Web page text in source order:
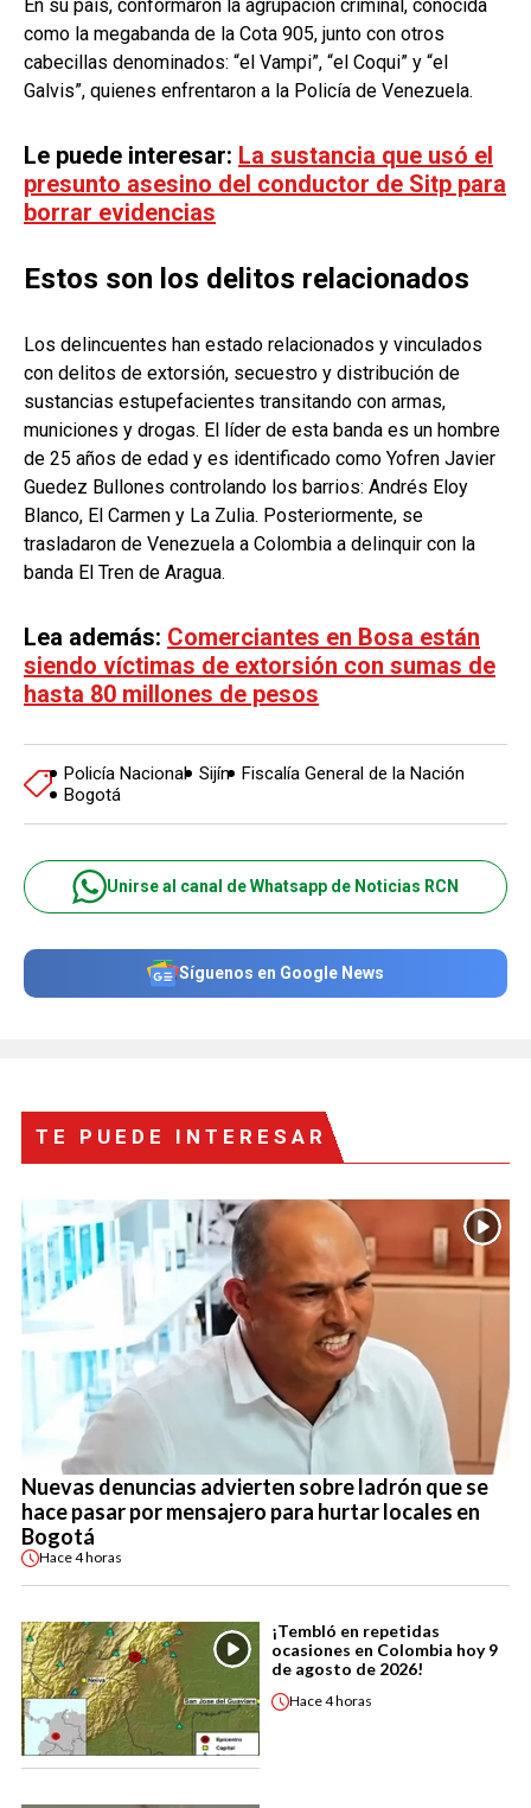
En su país, conformaron la agrupación criminal, conocida
como la megabanda de la Cota 905, junto con otros
cabecillas denominados: “el Vampi”, “el Coqui” y “el
Galvis”, quienes enfrentaron a la Policía de Venezuela.
Le puede interesar: La sustancia que usó el
presunto asesino del conductor de Sitp para
borrar evidencias
Estos son los delitos relacionados
Los delincuentes han estado relacionados y vinculados
con delitos de extorsión, secuestro y distribución de
sustancias estupefacientes transitando con armas,
municiones y drogas. El líder de esta banda es un hombre
de 25 años de edad y es identificado como Yofren Javier
Guedez Bullones controlando los barrios: Andrés Eloy
Blanco, El Carmen y La Zulia. Posteriormente, se
trasladaron de Venezuela a Colombia a delinquir con la
banda El Tren de Aragua.
Lea además: Comerciantes en Bosa están
siendo víctimas de extorsión con sumas de
hasta 80 millones de pesos
Policía Nacional Sijín Fiscalía General de la Nación
Bogotá
Unirse al canal de Whatsapp de Noticias RCN
Síguenos en Google News
TE PUEDE INTERESAR
Nuevas denuncias advierten sobre ladrón que se
hace pasar por mensajero para hurtar locales en
Bogotá
Hace4 horas
¡Tembló en repetidas
ocasiones en Colombia hoy 9
de agosto de 2026!
Hace4 horas